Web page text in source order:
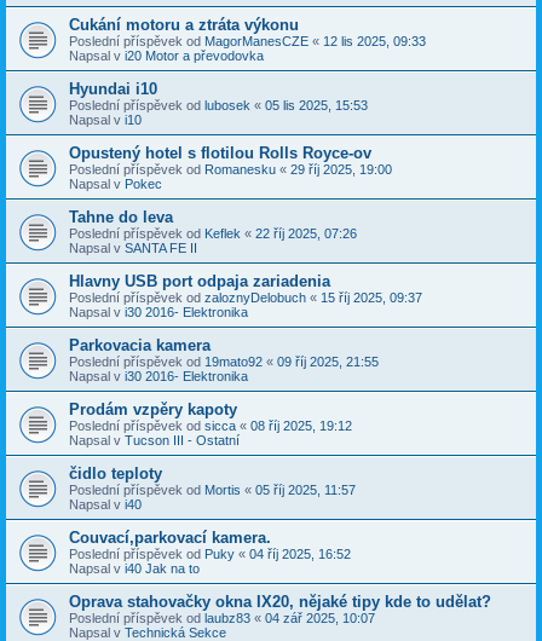
Cukání motoru a ztráta výkonu
Poslední příspěvek od MagorManesCZE « 12 lis 2025, 09:33
Napsal v i20 Motor a převodovka
Hyundai i10
Poslední příspěvek od lubosek « 05 lis 2025, 15:53
Napsal v i10
Opustený hotel s flotilou Rolls Royce-ov
Poslední příspěvek od Romanesku « 29 říj 2025, 19:00
Napsal v Pokec
Tahne do leva
Poslední příspěvek od Keflek « 22 říj 2025, 07:26
Napsal v SANTA FE II
Hlavny USB port odpaja zariadenia
Poslední příspěvek od zaloznyDelobuch « 15 říj 2025, 09:37
Napsal v i30 2016- Elektronika
Parkovacia kamera
Poslední příspěvek od 19mato92 « 09 říj 2025, 21:55
Napsal v i30 2016- Elektronika
Prodám vzpěry kapoty
Poslední příspěvek od sicca « 08 říj 2025, 19:12
Napsal v Tucson III - Ostatní
čidlo teploty
Poslední příspěvek od Mortis « 05 říj 2025, 11:57
Napsal v i40
Couvací,parkovací kamera.
Poslední příspěvek od Puky « 04 říj 2025, 16:52
Napsal v i40 Jak na to
Oprava stahovačky okna IX20, nějaké tipy kde to udělat?
Poslední příspěvek od laubz83 « 04 zář 2025, 10:07
Napsal v Technická Sekce